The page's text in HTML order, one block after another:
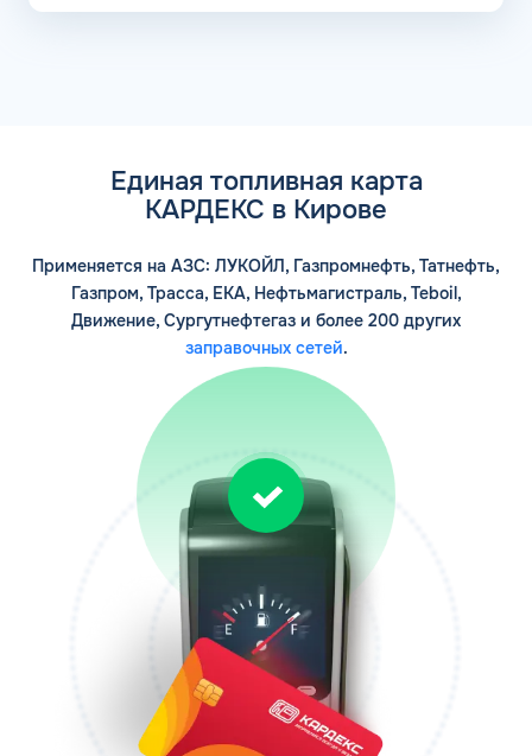
Единая топливная карта
КАРДЕКС в Кирове
Применяется на АЗС: ЛУКОЙЛ, Газпромнефть, Татнефть,
Газпром, Трасса, ЕКА, Нефтьмагистраль, Teboil,
Движение, Сургутнефтегаз и более 200 других
заправочных сетей.